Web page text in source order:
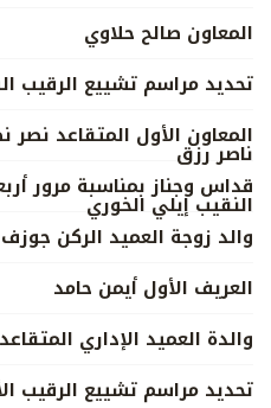
المعاون صالح حلاوي
تحديد مراسم تشييع الرقيب
المعاون الأول المتقاعد نصر
ناصر رزق
قداس وجناز بمناسبة مرور
النقيب إيلي الخوري
والد زوجة العميد الركن جوزف
العريف الأول أيمن حامد
والدة العميد الإداري
تحديد مراسم تشييع الرقيب